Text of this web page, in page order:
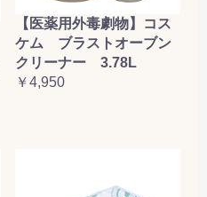
【医薬用外毒劇物】コス
ケム ブラストオーブン
クリーナー 3.78L
￥4,950